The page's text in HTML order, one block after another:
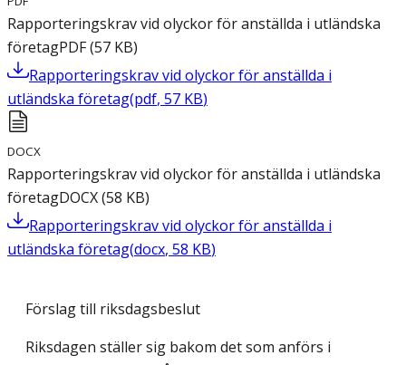
Rapporteringskrav vid olyckor för anställda i utländska
företagPDF(57 KB)
Rapporteringskrav vid olyckor för anställda i
utländska företag(pdf, 57 KB)
DOCX
Rapporteringskrav vid olyckor för anställda i utländska
företagDOCX(58 KB)
Rapporteringskrav vid olyckor för anställda i
utländska företag(docx, 58 KB)
Förslag till riksdagsbeslut
Riksdagen ställer sig bakom det som anförs i